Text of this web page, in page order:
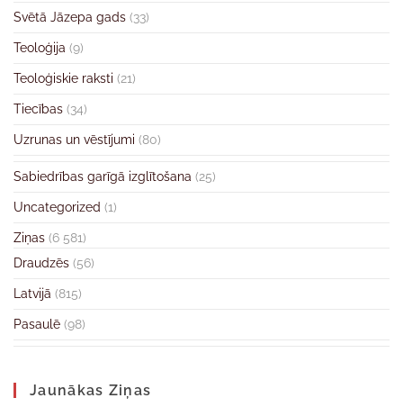
Svētā Jāzepa gads (33)
Teoloģija (9)
Teoloģiskie raksti (21)
Tiecības (34)
Uzrunas un vēstījumi (80)
Sabiedrības garīgā izglītošana (25)
Uncategorized (1)
Ziņas (6 581)
Draudzēs (56)
Latvijā (815)
Pasaulē (98)
Jaunākas Ziņas